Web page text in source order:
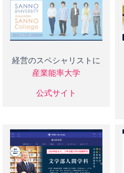
経営のスペシャリストに
産業能率大学
公式サイト